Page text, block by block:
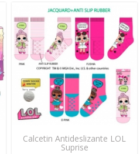
Calcetin Antideslizante LOL
Suprise